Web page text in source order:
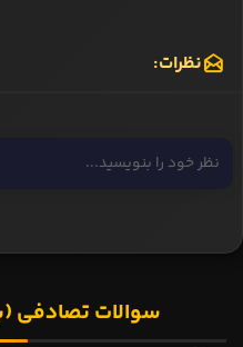
نظرات:
سوالات تصادفی